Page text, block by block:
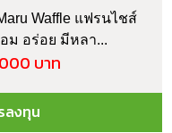
Waffle แฟรนไชส์
ม อร่อย มีหลา...
บาท
ลงทุน